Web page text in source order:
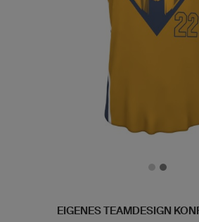
EIGENES TEAMDESIGN